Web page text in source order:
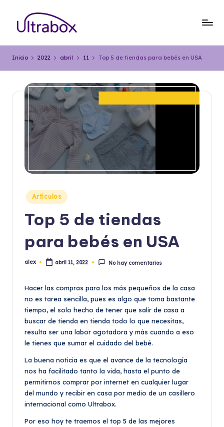
Saltar
contenido
l
o
g
lt
b
importan
Inicio 2022 abril 11 Top 5 de tiendas para bebés en USA
Publicado
en
Artículos
Top 5 de tiendas
para bebés en USA
Publicado
alex abril 11, 2022 No hay comentarios
Hacer las compras para los más pequeños de la casa
no es tarea sencilla, pues es algo que toma bastante
tiempo, el solo hecho de tener que salir de casa a
buscar de tienda en tienda todo lo que necesitas,
resulta ser una labor agotadora y más cuando a eso
le tienes que sumar el cuidado del bebé.
La buena noticia es que el avance de la tecnología
nos ha facilitado tanto la vida, hasta el punto de
permitirnos comprar por internet en cualquier lugar
del mundo y recibir en casa por medio de un casillero
internacional como Ultrabox.
Por eso hoy te traemos el top 5 de las mejores